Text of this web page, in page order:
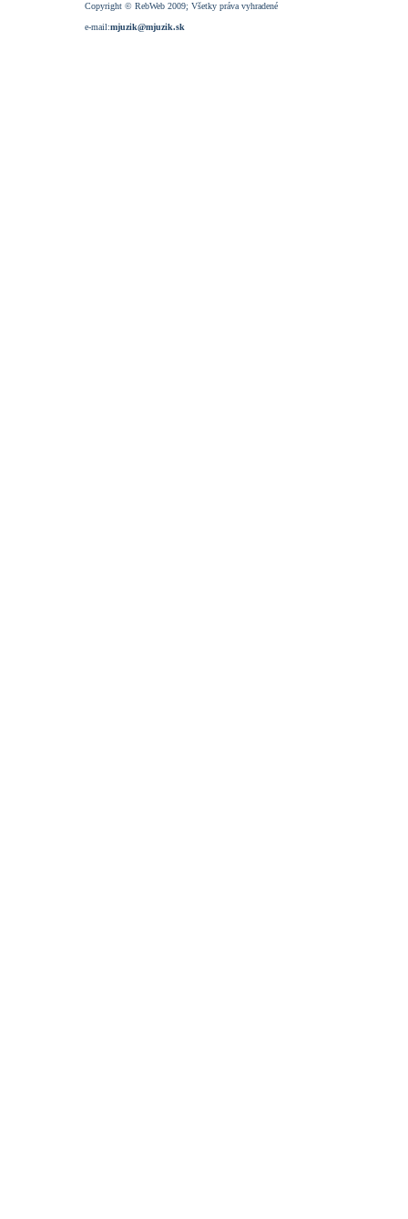
Copyright © RebWeb 2009; Všetky práva vyhradené
e-mail:mjuzik@mjuzik.sk